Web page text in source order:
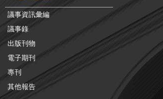
議事資訊彙編
議事錄
出版刊物
電子期刊
專刊
其他報告